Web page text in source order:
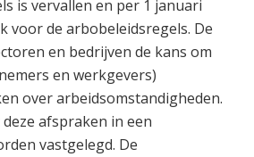
is vervallen en per 1 januari
voor de arbobeleidsregels. De
en bedrijven de kans om
en werkgevers)
over arbeidsomstandigheden.
afspraken in een
vastgelegd. De